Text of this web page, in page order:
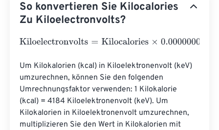
So konvertieren Sie Kilocalories
Zu Kiloelectronvolts?
Kiloelectronvolts=Kilocalories×
Um Kilokalorien (kcal) in Kiloelektronenvolt (keV)
umzurechnen, können Sie den folgenden
Umrechnungsfaktor verwenden: 1 Kilokalorie
(kcal) = 4184 Kiloelektronenvolt (keV). Um
Kilokalorien in Kiloelektronenvolt umzurechnen,
multiplizieren Sie den Wert in Kilokalorien mit